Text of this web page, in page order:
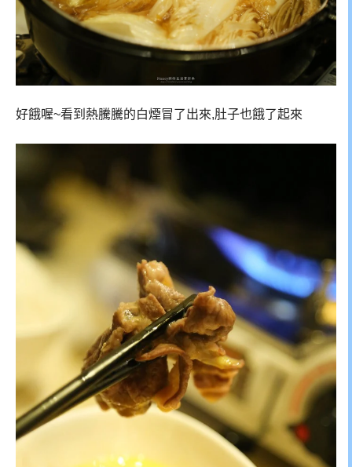
好餓喔~看到熱騰騰的白煙冒了出來,肚子也餓了起來